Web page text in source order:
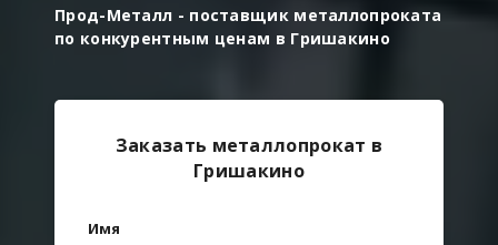
Прод-Металл - поставщик металлопроката
по конкурентным ценам в Гришакино
Заказать металлопрокат в
Гришакино
Имя